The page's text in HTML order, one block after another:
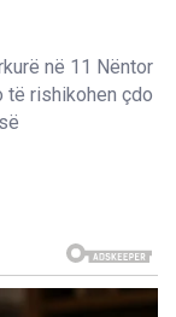
në 11 Nëntor
të rishikohen çdo